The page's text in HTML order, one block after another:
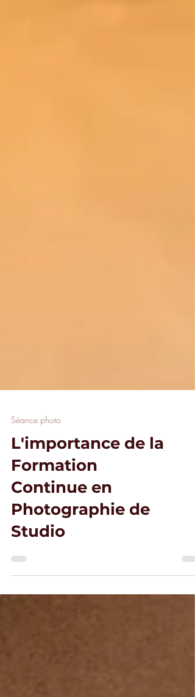
Séance photo
L'importance de la
Formation
Continue en
Photographie de
Studio